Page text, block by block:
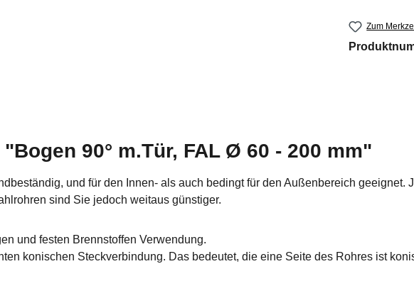
Zum
90° m.Tür, FAL Ø 60 - 200 mm"
und für den Innen- als auch bedingt für den Außenbereich
sind Sie jedoch weitaus günstiger.
und festen Brennstoffen Verwendung.
konischen Steckverbindung. Das bedeutet, die eine Seite des Rohres ist